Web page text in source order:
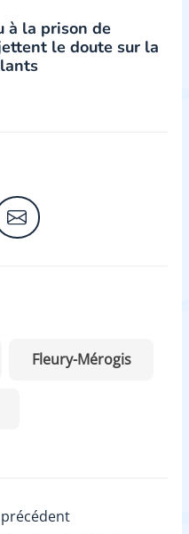
à la prison de
le doute sur la
Fleury-Mérogis